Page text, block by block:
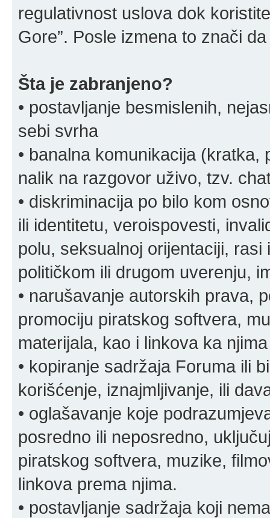
regulativnost uslova dok
Gore”. Posle izmena to znači
Šta je zabranjeno?
• postavljanje besmislenih,
sebi svrha
• banalna komunikacija
nalik na razgovor uživo, tzv.
• diskriminacija po bilo kom
ili identitetu, veroispovesti,
polu, seksualnoj orijentaciji,
političkom ili drugom uverenju,
• narušavanje autorskih prava,
promociju piratskog softvera,
materijala, kao i linkova ka njima
• kopiranje sadržaja Foruma ili
korišćenje, iznajmljivanje, ili
• oglašavanje koje
posredno ili neposredno,
piratskog softvera, muzike,
linkova prema njima.
• postavljanje sadržaja koji